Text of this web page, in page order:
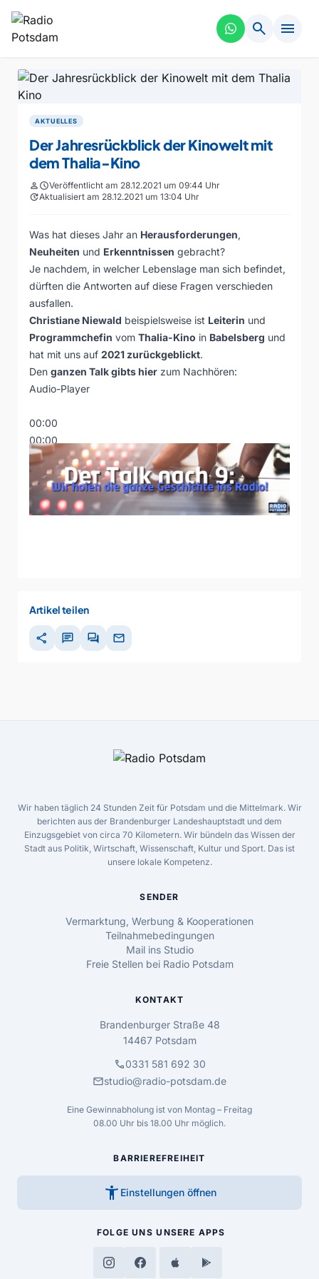
search menu
AKTUELLES
Der Jahresrückblick der Kinowelt mit
dem Thalia-Kino
personscheduleVeröffentlicht am 28.12.2021 um 09:44 Uhr
updateAktualisiert am 28.12.2021 um 13:04 Uhr
Was hat dieses Jahr an Herausforderungen,
Neuheiten und Erkenntnissen gebracht?
Je nachdem, in welcher Lebenslage man sich befindet,
dürften die Antworten auf diese Fragen verschieden
ausfallen.
Christiane Niewald beispielsweise ist Leiterin und
Programmchefin vom Thalia-Kino in Babelsberg und
hat mit uns auf 2021 zurückgeblickt.
Den ganzen Talk gibts hier zum Nachhören:
Audio-Player
00:00
00:00
00:00
Artikel teilen
share chat forum mail
Wir haben täglich 24 Stunden Zeit für Potsdam und die Mittelmark. Wir
berichten aus der Brandenburger Landeshauptstadt und dem
Einzugsgebiet von circa 70 Kilometern. Wir bündeln das Wissen der
Stadt aus Politik, Wirtschaft, Wissenschaft, Kultur und Sport. Das ist
unsere lokale Kompetenz.
SENDER
Vermarktung, Werbung & Kooperationen
Teilnahmebedingungen
Mail ins Studio
Freie Stellen bei Radio Potsdam
KONTAKT
Brandenburger Straße 48
14467 Potsdam
call0331 581 692 30
mailstudio@radio-potsdam.de
Eine Gewinnabholung ist von Montag – Freitag
08.00 Uhr bis 18.00 Uhr möglich.
BARRIEREFREIHEIT
accessibility_new Einstellungen öffnen
FOLGE UNS UNSERE APPS